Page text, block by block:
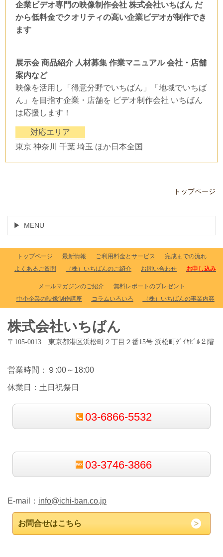
企業ビデオ専門の映像制作会社 株式会社いちばん だ
から低料金でクオリティの高い企業ビデオが制作でき
ます
展示会 商品紹介 人材募集 作業マニュアル 会社・店舗
案内など
映像を活用し「得意分野でいちばん」「地域でいちば
ん」を目指す企業・店舗を ビデオ制作会社 いちばん
は応援します！
対応エリア
東京 神奈川 千葉 埼玉 ほか日本全国
トップページ
MENU
トップページ 最新情報 ご利用料金とサービス
完成までの流れ
よくあるご質問
（株）いちばんのご紹介 お問い合わせ お申し込み
メールマガジンのご紹介
無料レポートのプレゼント
中小企業の映像制作講座
コラムいろいろ （株）いちばんの事業内容
株式会社いちばん
〒105-0013 東京都港区浜松町２丁目２番15号 浜松町ﾀﾞｲﾔﾋﾞﾙ２階
営業時間：９:00～18:00
休業日：土日祝祭日
03-6866-5532
03-3746-3866
E-mail： info@ichi-ban.co.jp
お問合せはこちら